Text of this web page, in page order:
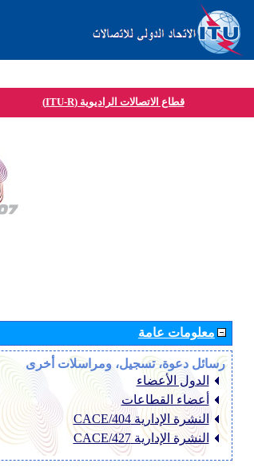
قطاع الاتصالات الراديوية (ITU-R)
معلومات عامة
رسائل دعوة، تسجيل، ومراسلات أخرى
الدول الأعضاء
أعضاء القطاعات
النشرة الإدارية CACE/404
النشرة الإدارية CACE/427